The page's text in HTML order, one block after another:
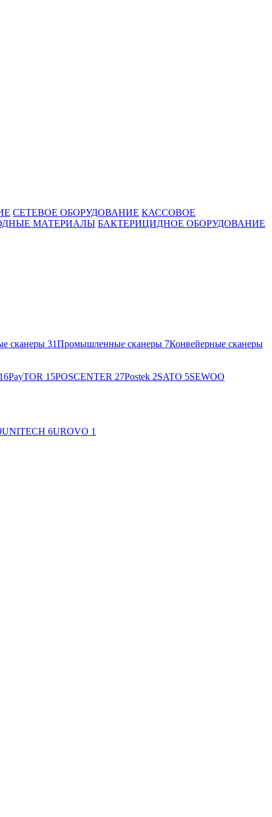
СЕТЕВОЕ ОБОРУДОВАНИЕ КАССОВОЕ
МАТЕРИАЛЫ БАКТЕРИЦИДНОЕ ОБОРУДОВАНИЕ
сканеры 31Промышленные сканеры 7Конвейерные сканеры
16PayTOR 15POSCENTER 27Postek 2SATO 5SEWOO
UNITECH 6UROVO 1